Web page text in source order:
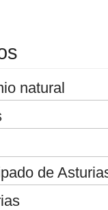
natural
de